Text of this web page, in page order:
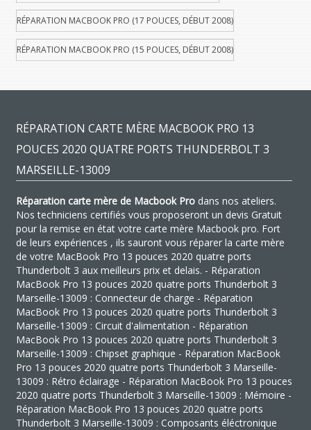
RÉPARATION MACBOOK PRO (17 POUCES, DÉBUT 2008)
RÉPARATION MACBOOK PRO (15 POUCES, DÉBUT 2008)
RÉPARATION CARTE MÈRE MACBOOK PRO 13
POUCES 2020 QUATRE PORTS THUNDERBOLT 3
MARSEILLE-13009
Réparation carte mère de Macbook Prodans nos ateliers.
Nos techniciens certifiés vous proposeront un devis Gratuit
pour la remise en état votre carte mère Macbook pro. Fort
de leurs expériences , ils sauront vous réparer la carte mère
de votre MacBook Pro 13 pouces 2020 quatre ports
Thunderbolt 3 aux meilleurs prix et delais. - Réparation
MacBook Pro 13 pouces 2020 quatre ports Thunderbolt 3
Marseille-13009 : Connecteur de charge - Réparation
MacBook Pro 13 pouces 2020 quatre ports Thunderbolt 3
Marseille-13009 : Circuit d'alimentation - Réparation
MacBook Pro 13 pouces 2020 quatre ports Thunderbolt 3
Marseille-13009 : Chipset graphique - Réparation MacBook
Pro 13 pouces 2020 quatre ports Thunderbolt 3 Marseille-
13009 : Rétro éclairage - Réparation MacBook Pro 13 pouces
2020 quatre ports Thunderbolt 3 Marseille-13009 : Mémoire -
Réparation MacBook Pro 13 pouces 2020 quatre ports
Thunderbolt 3 Marseille-13009 : Composants éléctronique